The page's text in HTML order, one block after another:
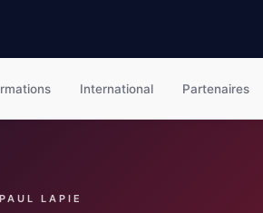
International Partenaires
LAPIE